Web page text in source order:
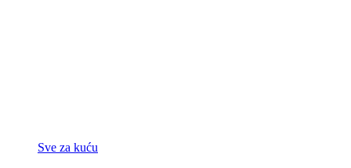
Sve za kuću